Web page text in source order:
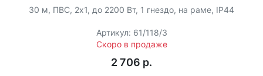
и ремонтных работ, обеспечивая длительный срок
службы без особых хлопот и затрат.
Данная модель не оснащена функцией
термозащиты, однако, из-за верхнего забора, насос
будет постоянно находиться в воде и охлаждаться.
30 м, ПВС, 2х1, до 2200 Вт, 1 гнездо, на раме, IP44
Артикул: 61/118/3
Скоро в продаже
2 706 p.